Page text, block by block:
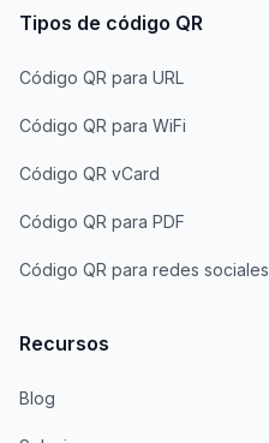
Tipos de código QR
Código QR para URL
Código QR para WiFi
Código QR vCard
Código QR para PDF
Código QR para redes sociales
Recursos
Blog